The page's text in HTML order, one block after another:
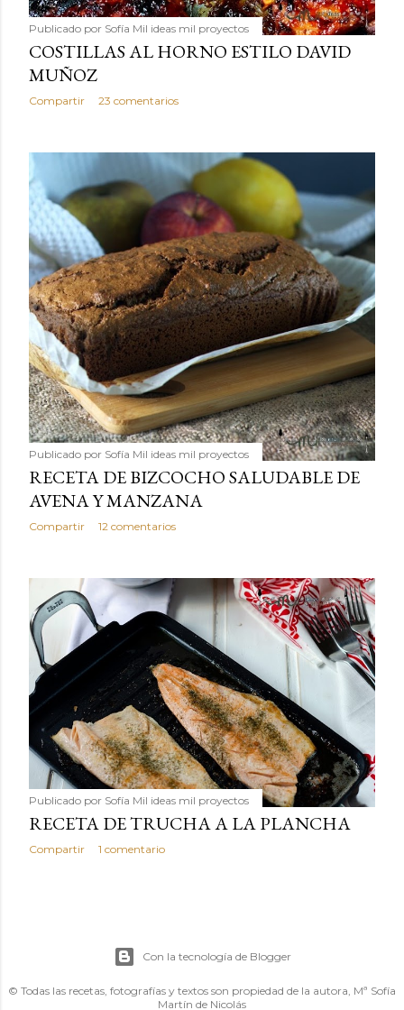
Publicado por Sofía Mil ideas mil proyectos
COSTILLAS AL HORNO ESTILO DAVID
MUÑOZ
Compartir 23 comentarios
Publicado por Sofía Mil ideas mil proyectos
RECETA DE BIZCOCHO SALUDABLE DE
AVENA Y MANZANA
Compartir 12 comentarios
Publicado por Sofía Mil ideas mil proyectos
RECETA DE TRUCHA A LA PLANCHA
Compartir 1 comentario
Con la tecnología de Blogger
© Todas las recetas, fotografías y textos son propiedad de la autora, Mª Sofía
Martín de Nicolás